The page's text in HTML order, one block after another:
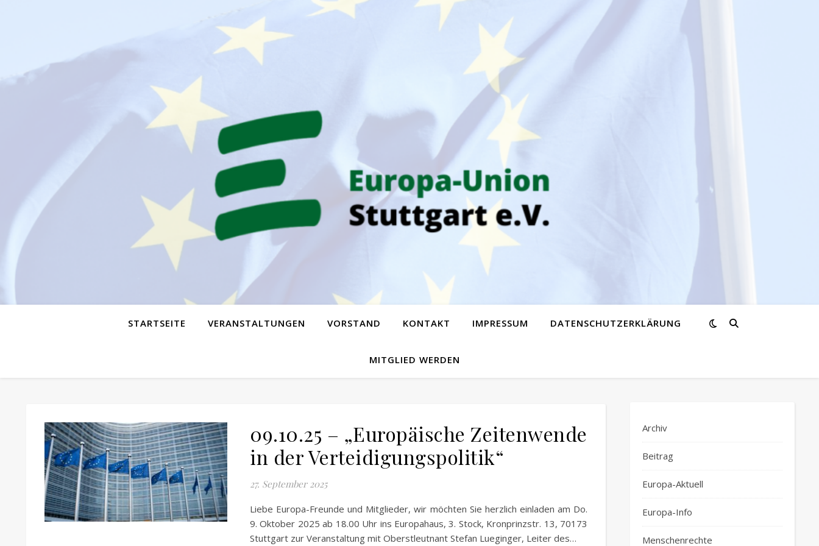
STARTSEITE VERANSTALTUNGEN VORSTAND KONTAKT IMPRESSUM DATENSCHUTZERKLÄRUNG
MITGLIED WERDEN
09.10.25 – „Europäische Zeitenwende
in der Verteidigungspolitik“
27. September 2025
Liebe Europa-Freunde und Mitglieder, wir möchten Sie herzlich einladen am Do.
9. Oktober 2025 ab 18.00 Uhr ins Europahaus, 3. Stock, Kronprinzstr. 13, 70173
Stuttgart zur Veranstaltung mit Oberstleutnant Stefan Lueginger, Leiter des…
Archiv
Beitrag
Europa-Aktuell
Europa-Info
Menschenrechte